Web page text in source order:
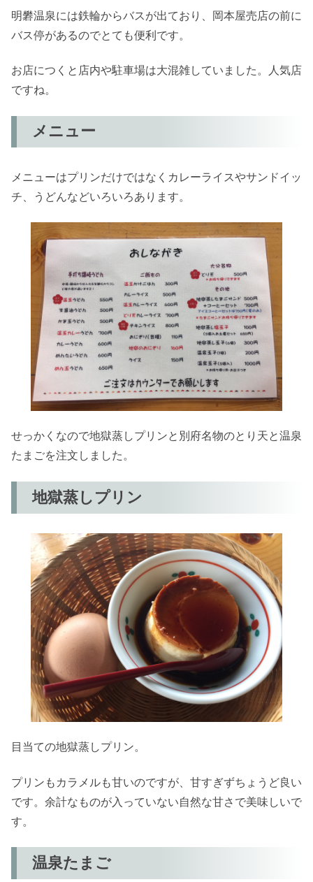
明礬温泉には鉄輪からバスが出ており、岡本屋売店の前に
バス停があるのでとても便利です。
お店につくと店内や駐車場は大混雑していました。人気店
ですね。
メニュー
メニューはプリンだけではなくカレーライスやサンドイッ
チ、うどんなどいろいろあります。
せっかくなので地獄蒸しプリンと別府名物のとり天と温泉
たまごを注文しました。
地獄蒸しプリン
目当ての地獄蒸しプリン。
プリンもカラメルも甘いのですが、甘すぎずちょうど良い
です。余計なものが入っていない自然な甘さで美味しいで
す。
温泉たまご